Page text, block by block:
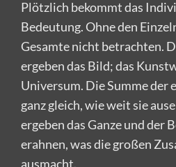
Plötzlich bekommt das
Bedeutung. Ohne den
Gesamte nicht betrachten.
ergeben das Bild; das
Universum. Die Summe der
ganz gleich, wie weit sie
ergeben das Ganze und der
erahnen, was die großen
ausmacht.